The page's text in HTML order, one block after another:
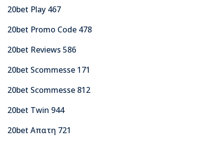
20bet Play 467
20bet Promo Code 478
20bet Reviews 586
20bet Scommesse 171
20bet Scommesse 812
20bet Twin 944
20bet Απατη 721